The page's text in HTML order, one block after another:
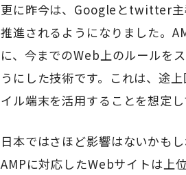
更に昨今は、Googleとtwitter
推進されるようになりました。
に、今までのWeb上のルールを
うにした技術です。これは、途
イル端末を活用することを想定し
日本ではさほど影響はないかも
AMPに対応したWebサイトは上